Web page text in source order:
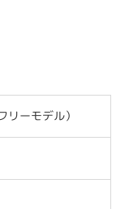
リーモデル）